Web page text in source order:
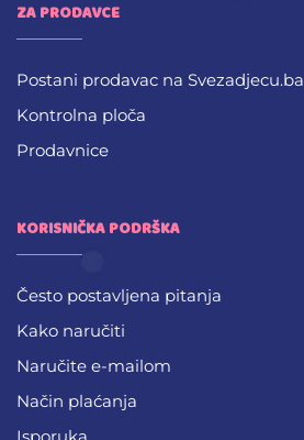
ZA PRODAVCE
Postani prodavac na Svezadjecu.ba
Kontrolna ploča
Prodavnice
KORISNIČKA PODRŠKA
Često postavljena pitanja
Kako naručiti
Naručite e-mailom
Način plaćanja